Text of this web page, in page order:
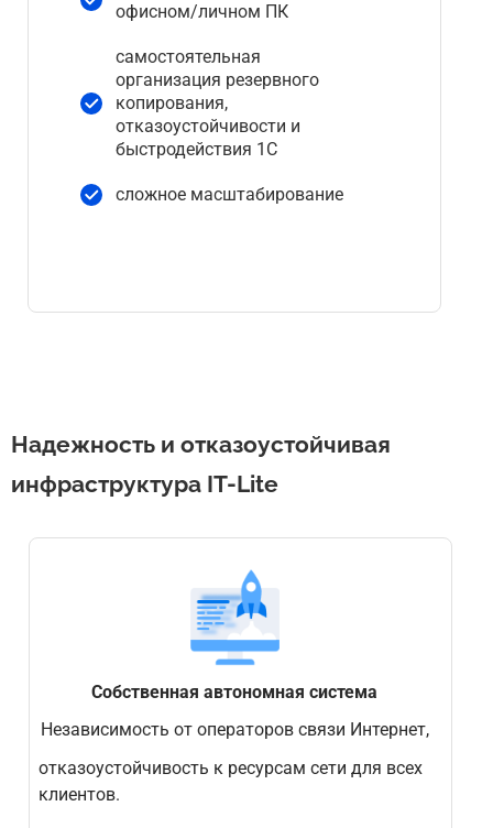
офисном/личном ПК
самостоятельная
организация резервного
копирования,
отказоустойчивости и
быстродействия 1С
сложное масштабирование
Надежность и отказоустойчивая
инфраструктура IT-Lite
Собственная автономная система
Независимость от операторов связи Интернет,
отказоустойчивость к ресурсам сети для всех
клиентов.